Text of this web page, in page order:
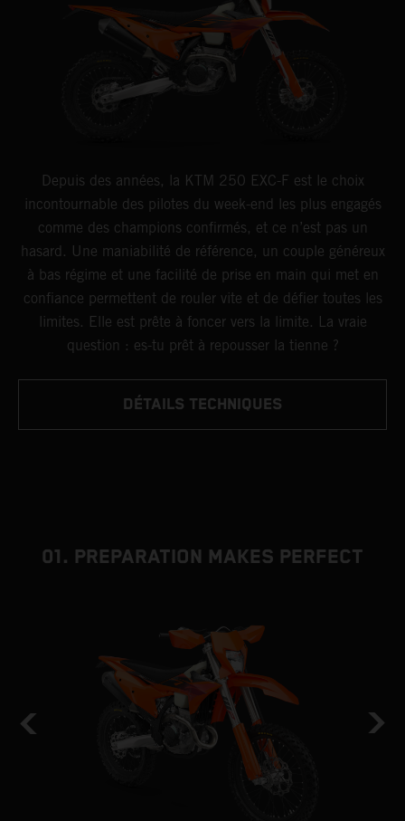
Depuis des années, la KTM 250 EXC-F est le choix
incontournable des pilotes du week-end les plus engagés
comme des champions confirmés, et ce n’est pas un
hasard. Une maniabilité de référence, un couple généreux
à bas régime et une facilité de prise en main qui met en
confiance permettent de rouler vite et de défier toutes les
limites. Elle est prête à foncer vers la limite. La vraie
question : es-tu prêt à repousser la tienne ?
DÉTAILS TECHNIQUES
01. PREPARATION MAKES PERFECT